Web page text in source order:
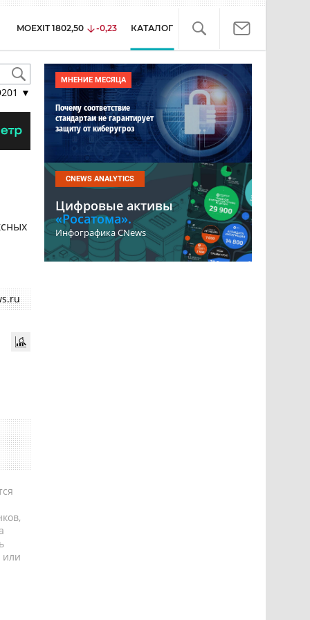
MOEXIT 1802,50 -0,23 КАТАЛОГ
▼
или
МНЕНИЕ МЕСЯЦА
Почему соответствие
стандартам не гарантирует
защиту от киберугроз
CNEWS ANALYTICS
Цифровые активы
«Росатома».
Инфографика CNews